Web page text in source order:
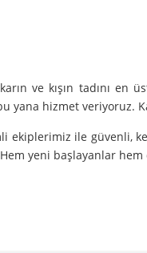
ve kışın tadını
yana hizmet
ekiplerimiz ile güvenli,
yeni başlayanlar